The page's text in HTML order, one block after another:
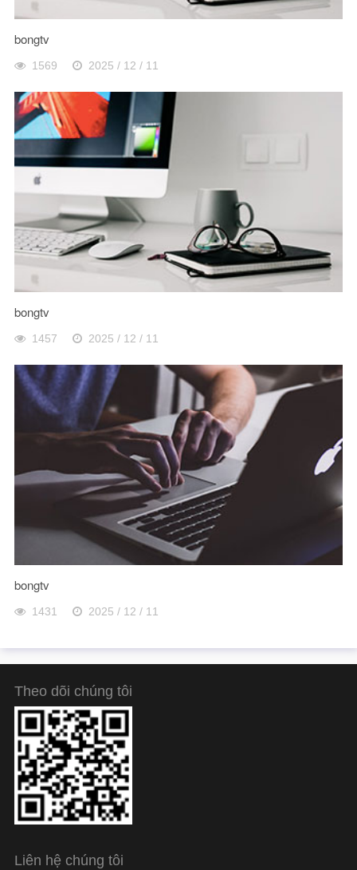
bongtv
1569 2025 / 12 / 11
bongtv
1457 2025 / 12 / 11
bongtv
1431 2025 / 12 / 11
Theo dõi chúng tôi
Liên hệ chúng tôi